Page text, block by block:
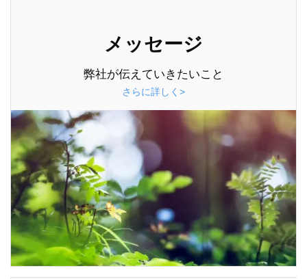
メッセージ
弊社が伝えていきたいこと
さらに詳しく>